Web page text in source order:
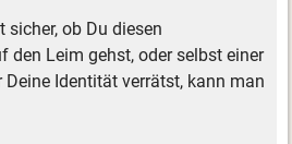
ob Du diesen
den Leim gehst, oder selbst einer
Identität verrätst, kann man